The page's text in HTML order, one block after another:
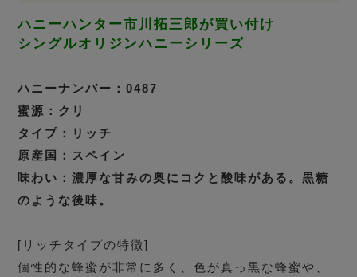
ハニーハンター市川拓三郎が買い付け
シングルオリジンハニーシリーズ
ハニーナンバー：0487
蜜源：クリ
タイプ：リッチ
原産国：スペイン
味わい：濃厚な甘みの奥にコクと酸味がある。黒糖
のような後味。
[リッチタイプの特徴]
個性的な蜂蜜が非常に多く、色が真っ黒な蜂蜜や、